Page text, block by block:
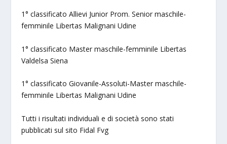
1° classificato Allievi Junior Prom. Senior maschile-
femminile Libertas Malignani Udine
1° classificato Master maschile-femminile Libertas
Valdelsa Siena
1° classificato Giovanile-Assoluti-Master maschile-
femminile Libertas Malignani Udine
Tutti i risultati individuali e di società sono stati
pubblicati sul sito Fidal Fvg